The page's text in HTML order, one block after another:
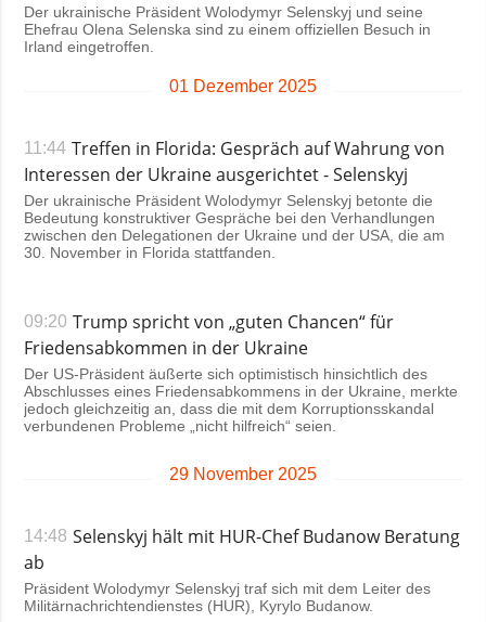
Der ukrainische Präsident Wolodymyr Selenskyj und seine
Ehefrau Olena Selenska sind zu einem offiziellen Besuch in
Irland eingetroffen.
01 Dezember 2025
11:44 Treffen in Florida: Gespräch auf Wahrung von
Interessen der Ukraine ausgerichtet - Selenskyj
Der ukrainische Präsident Wolodymyr Selenskyj betonte die
Bedeutung konstruktiver Gespräche bei den Verhandlungen
zwischen den Delegationen der Ukraine und der USA, die am
30. November in Florida stattfanden.
09:20 Trump spricht von „guten Chancen“ für
Friedensabkommen in der Ukraine
Der US-Präsident äußerte sich optimistisch hinsichtlich des
Abschlusses eines Friedensabkommens in der Ukraine, merkte
jedoch gleichzeitig an, dass die mit dem Korruptionsskandal
verbundenen Probleme „nicht hilfreich“ seien.
29 November 2025
14:48 Selenskyj hält mit HUR-Chef Budanow Beratung
ab
Präsident Wolodymyr Selenskyj traf sich mit dem Leiter des
Militärnachrichtendienstes (HUR), Kyrylo Budanow.